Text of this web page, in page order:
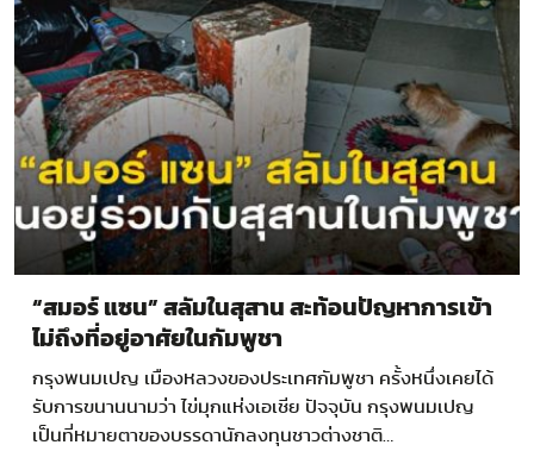
“สมอร์ แซน” สลัมในสุสาน สะท้อนปัญหาการเข้า
ไม่ถึงที่อยู่อาศัยในกัมพูชา
กรุงพนมเปญ เมืองหลวงของประเทศกัมพูชา ครั้งหนึ่งเคยได้
รับการขนานนามว่า ไข่มุกแห่งเอเชีย ปัจจุบัน กรุงพนมเปญ
เป็นที่หมายตาของบรรดานักลงทุนชาวต่างชาติ…